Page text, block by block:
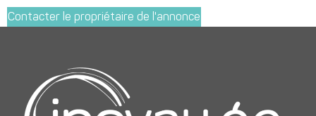
Contacter le propriétaire de l'annonce